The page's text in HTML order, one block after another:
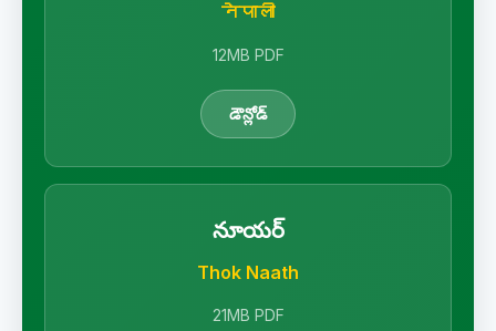
नेपाली
12MB PDF
డౌన్లోడ్
నూయర్
Thok Naath
21MB PDF